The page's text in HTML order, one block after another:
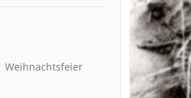
Weihnachtsfeier